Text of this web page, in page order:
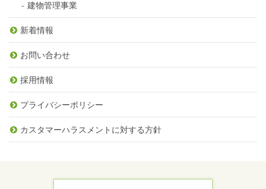
建物管理事業
新着情報
お問い合わせ
採用情報
プライバシーポリシー
カスタマーハラスメントに対する方針